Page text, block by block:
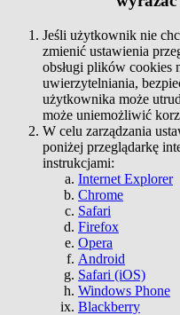
Jeśli użytkownik nie
zmienić ustawienia
obsługi plików cookies
uwierzytelniania,
użytkownika może
może uniemożliwić
W celu zarządzania
poniżej przeglądarkę
instrukcjami:
Internet Explorer
Chrome
Safari
Firefox
Opera
Android
Safari (iOS)
Windows Phone
Blackberry